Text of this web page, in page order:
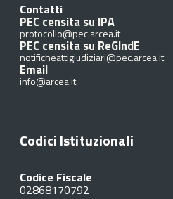
Contatti
PEC censita su IPA
protocollo@pec.arcea.it
PEC censita su ReGIndE
notificheattigiudiziari@pec.arcea.it
Email
info@arcea.it
Codici Istituzionali
Codice Fiscale
02868170792